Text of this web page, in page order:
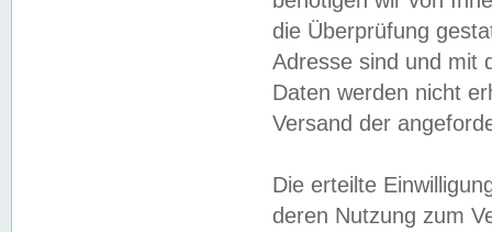
die Überprüfung
Adresse sind und mit
Daten werden nicht
Versand der
Die erteilte
deren Nutzung zum